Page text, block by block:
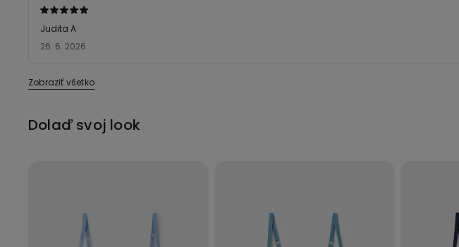
Hodnotenie:
5
z 5
26. 6. 2026
Judita A
Zobraziť všetko
Dolaď svoj look